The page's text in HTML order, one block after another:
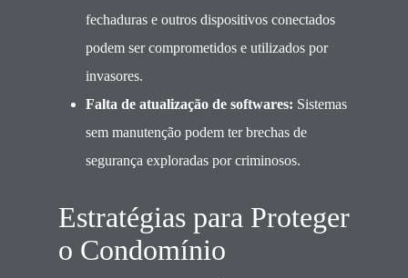
fechaduras e outros dispositivos conectados
podem ser comprometidos e utilizados por
invasores.
Falta de atualização de softwares: Sistemas
sem manutenção podem ter brechas de
segurança exploradas por criminosos.
Estratégias para Proteger
o Condomínio